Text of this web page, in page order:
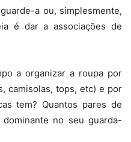
a ou, simplesmente,
é dar a associações de
a organizar a roupa por
camisolas, tops, etc) e por
tem? Quantos pares de
no seu guarda-